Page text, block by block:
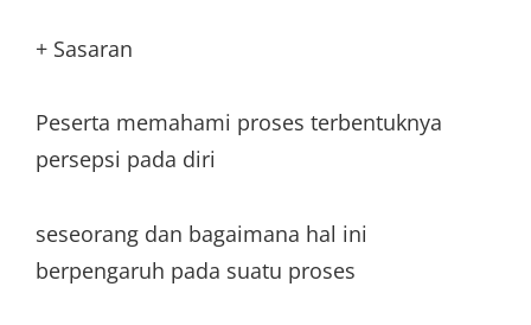
+ Sasaran
Peserta memahami proses terbentuknya
persepsi pada diri
seseorang dan bagaimana hal ini
berpengaruh pada suatu proses